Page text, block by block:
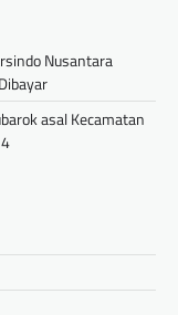
Nusantara
asal Kecamatan